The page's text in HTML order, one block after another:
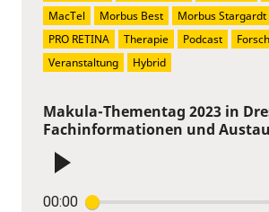
Makula-Thementag 2023 in
Fachinformationen und
00:00
MacTel
Morbus Best Morbus Stargardt
PRO RETINA
Therapie Podcast
Veranstaltung
Hybrid